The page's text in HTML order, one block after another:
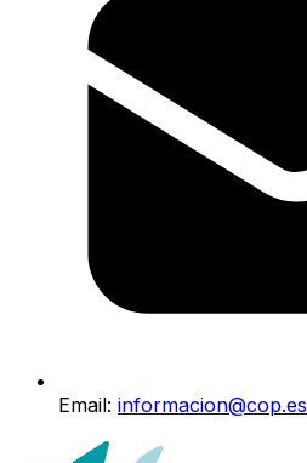
Email: informacion@cop.es